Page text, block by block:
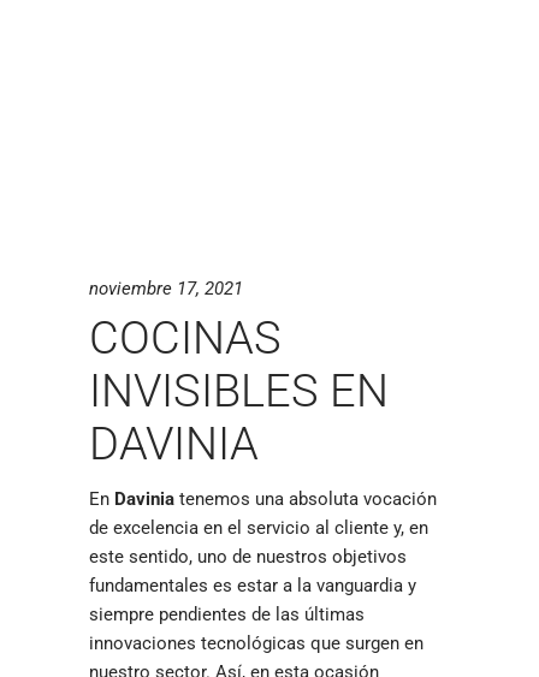
noviembre 17, 2021
COCINAS
INVISIBLES EN
DAVINIA
En Davinia tenemos una absoluta vocación
de excelencia en el servicio al cliente y, en
este sentido, uno de nuestros objetivos
fundamentales es estar a la vanguardia y
siempre pendientes de las últimas
innovaciones tecnológicas que surgen en
nuestro sector. Así, en esta ocasión